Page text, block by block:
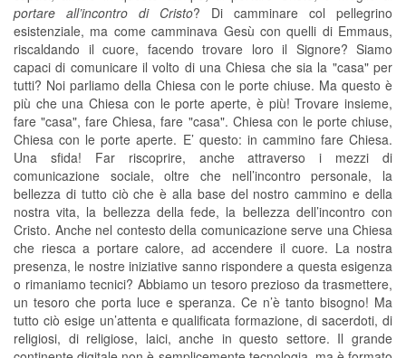
portare all’incontro di Cristo? Di camminare col pellegrino
esistenziale, ma come camminava Gesù con quelli di Emmaus,
riscaldando il cuore, facendo trovare loro il Signore? Siamo
capaci di comunicare il volto di una Chiesa che sia la "casa" per
tutti? Noi parliamo della Chiesa con le porte chiuse. Ma questo è
più che una Chiesa con le porte aperte, è più! Trovare insieme,
fare "casa", fare Chiesa, fare "casa". Chiesa con le porte chiuse,
Chiesa con le porte aperte. E’ questo: in cammino fare Chiesa.
Una sfida! Far riscoprire, anche attraverso i mezzi di
comunicazione sociale, oltre che nell’incontro personale, la
bellezza di tutto ciò che è alla base del nostro cammino e della
nostra vita, la bellezza della fede, la bellezza dell’incontro con
Cristo. Anche nel contesto della comunicazione serve una Chiesa
che riesca a portare calore, ad accendere il cuore. La nostra
presenza, le nostre iniziative sanno rispondere a questa esigenza
o rimaniamo tecnici? Abbiamo un tesoro prezioso da trasmettere,
un tesoro che porta luce e speranza. Ce n’è tanto bisogno! Ma
tutto ciò esige un’attenta e qualificata formazione, di sacerdoti, di
religiosi, di religiose, laici, anche in questo settore. Il grande